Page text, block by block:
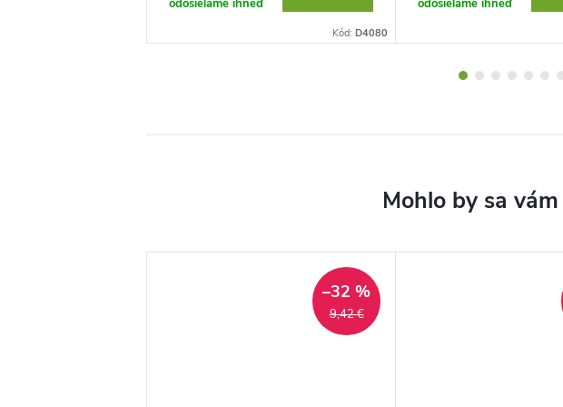
odosielame ihneď
Kód: D4080
odosielame ihneď
9,42 €
–32 %